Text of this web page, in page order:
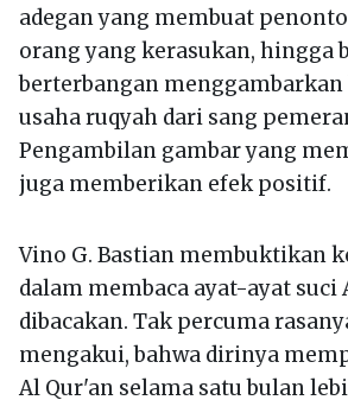
adegan yang membuat
orang yang kerasukan, hingga
berterbangan
usaha ruqyah dari sang
Pengambilan gambar yang
juga memberikan efek positif.
Vino G. Bastian membuktikan
dalam membaca ayat-ayat suci
dibacakan. Tak percuma
mengakui, bahwa dirinya
Al Qur'an selama satu bulan